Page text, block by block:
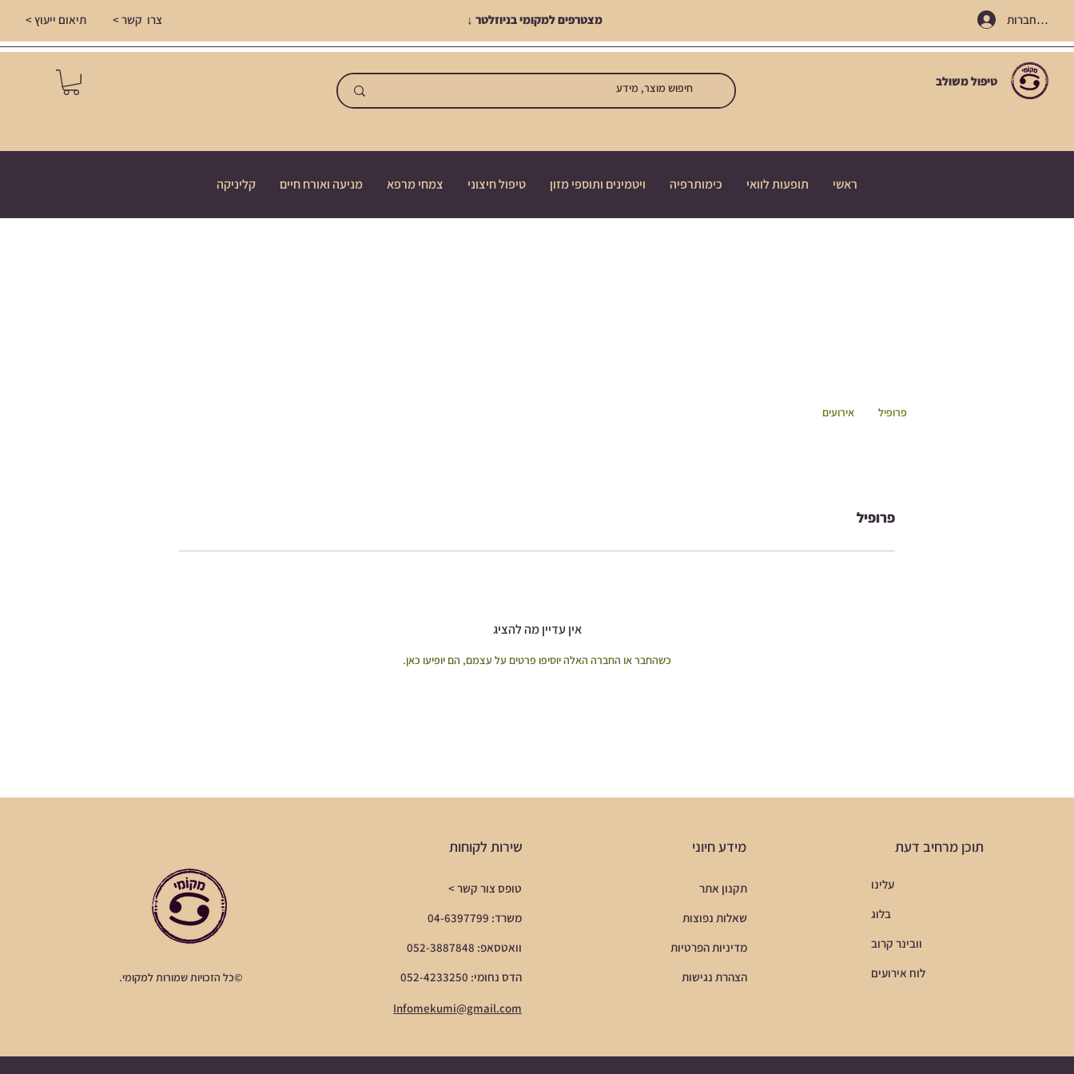
תיאום ייעוץ > צרו קשר > מצטרפים למקומי בניוזלטר ↓ התחברות
טיפול משולב
ראשי תופעות לוואי כימותרפיה ויטמינים ותוספי מזון טיפול חיצוני צמחי מרפא מניעה ואורח חיים קליניקה
פרופיל
אין עדיין מה להציג
כשהחבר או החברה האלה יוסיפו פרטים על עצמם, הם יופיעו כאן.
פרופיל אירועים
©כל הזכויות שמורות למקומי.
שירות לקוחות
טופס צור קשר >
משרד: 04-6397799
וואטסאפ: 052-3887848
הדס נחומי: 052-4233250
Infomekumi@gmail.com
מידע חיוני
תקנון אתר
שאלות נפוצות
מדיניות הפרטיות
הצהרת נגישות
תוכן מרחיב דעת
עלינו
בלוג
וובינר קרוב
לוח אירועים